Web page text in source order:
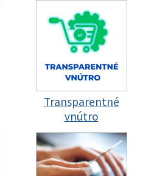
Transparentné
vnútro